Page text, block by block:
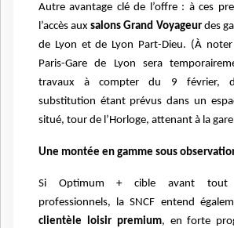
Autre avantage clé de l’offre : à ces
l’accès auxsalons Grand Voyageurdes
de Lyon et de Lyon Part-Dieu. (À
Paris-Gare de Lyon sera
travaux à compter du 9 février,
substitution étant prévus dans un
situé, tour de l’Horloge, attenant à la
Une montée en gamme sous
Si Optimum + cible avant tout
professionnels, la SNCF entend
clientèle loisir premium, en forte